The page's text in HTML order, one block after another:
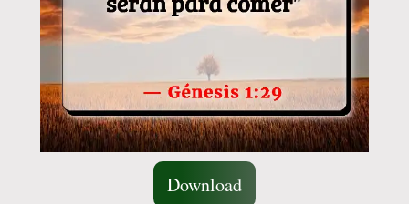
Download